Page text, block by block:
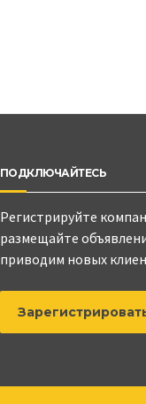
ПОДКЛЮЧАЙТЕСЬ
Регистрируйте
размещайте
приводим новых